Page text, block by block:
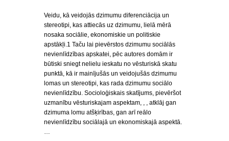
Veidu, kā veidojās dzimumu diferenciācija un
stereotipi, kas attiecās uz dzimumu, lielā mērā
nosaka sociālie, ekonomiskie un politiskie
apstākļi.1 Taču lai pievērstos dzimumu sociālās
nevienlīdzības apskatei, pēc autores domām ir
būtiski sniegt nelielu ieskatu no vēsturiskā skatu
punktā, kā ir mainījušās un veidojušās dzimumu
lomas un stereotipi, kas rada dzimumu sociālo
nevienlīdzību. Socioloģiskais skatījums, pievēršot
uzmanību vēsturiskajam aspektam, , , atklāj gan
dzimuma lomu atšķirības, gan arī reālo
nevienlīdzību sociālajā un ekonomiskajā aspektā.
…